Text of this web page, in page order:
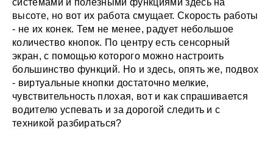
системами и полезными функциями здесь на
высоте, но вот их работа смущает. Скорость работы
- не их конек. Тем не менее, радует небольшое
количество кнопок. По центру есть сенсорный
экран, с помощью которого можно настроить
большинство функций. Но и здесь, опять же, подвох
- виртуальные кнопки достаточно мелкие,
чувствительность плохая, вот и как спрашивается
водителю успевать и за дорогой следить и с
техникой разбираться?